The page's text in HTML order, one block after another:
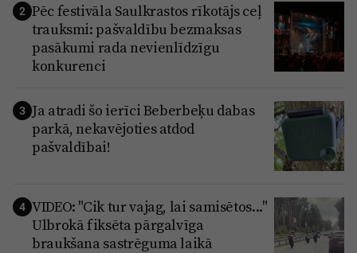
2 Pēc festivāla Saulkrastos rīkotājs ceļ
trauksmi: pašvaldību bezmaksas
pasākumi rada nevienlīdzīgu
konkurenci
3 Ja atradi šo ierīci Beberbeķu dabas
parkā, nekavējoties atdod
pašvaldībai!
4 VIDEO: "Cik tur vajag, lai samisētos..."
Ulbrokā fiksēta pārgalvīga
braukšana sastrēguma laikā